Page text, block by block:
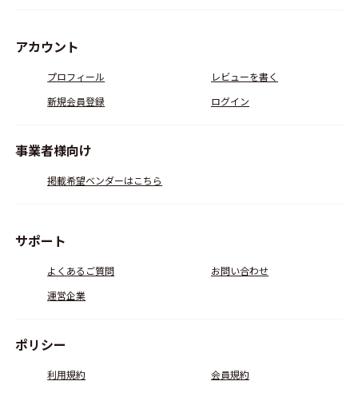
アカウント
プロフィール
レビューを書く
新規会員登録
ログイン
事業者様向け
掲載希望ベンダーはこちら
サポート
よくあるご質問
お問い合わせ
運営企業
ポリシー
利用規約
会員規約